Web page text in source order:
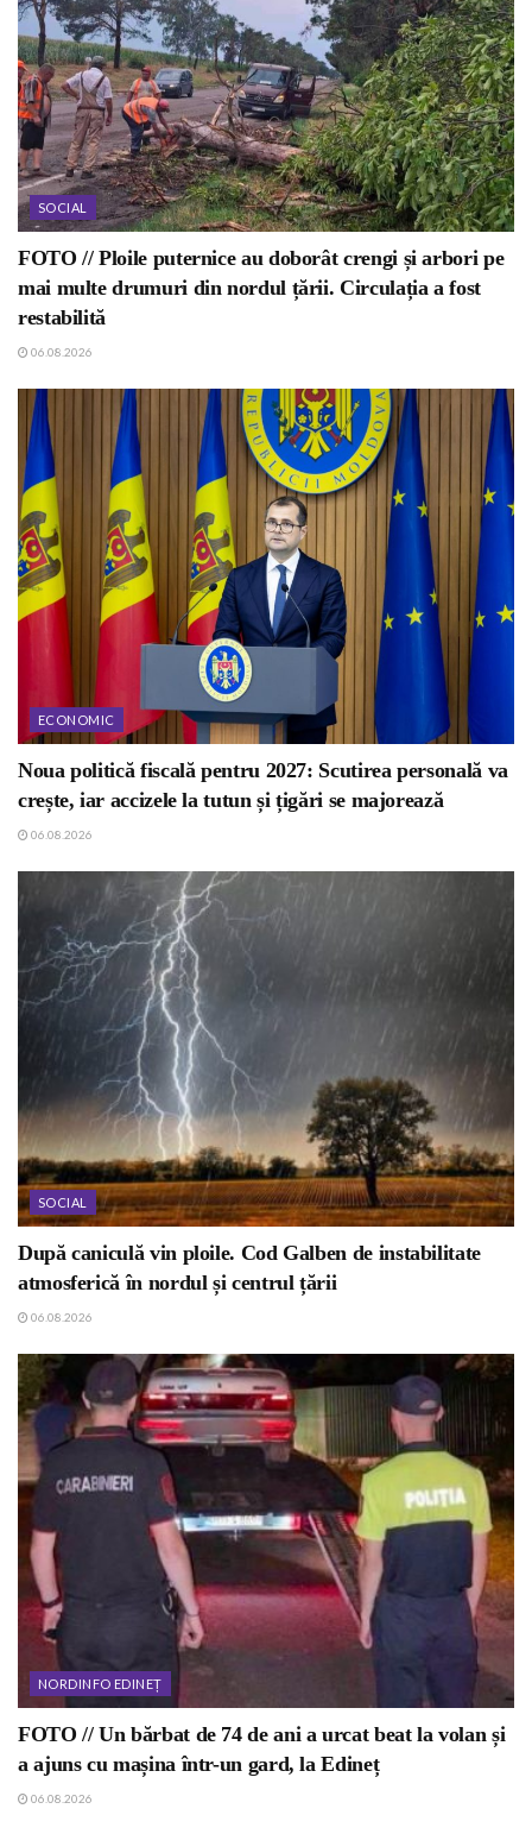
SOCIAL
FOTO // Ploile puternice au doborât crengi și arbori pe
mai multe drumuri din nordul țării. Circulația a fost
restabilită
06.08.2026
ECONOMIC
Noua politică fiscală pentru 2027: Scutirea personală va
crește, iar accizele la tutun și țigări se majorează
06.08.2026
SOCIAL
După caniculă vin ploile. Cod Galben de instabilitate
atmosferică în nordul și centrul țării
06.08.2026
NORDINFO EDINEȚ
FOTO // Un bărbat de 74 de ani a urcat beat la volan și
a ajuns cu mașina într-un gard, la Edineț
06.08.2026